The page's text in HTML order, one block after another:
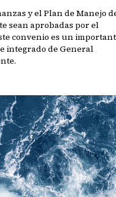
y el Plan de Manejo
sean aprobadas por el
convenio es un
integrado de General